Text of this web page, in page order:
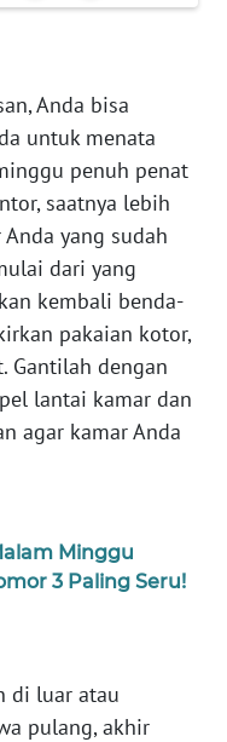
Anda bisa
untuk menata
penuh penat
saatnya lebih
yang sudah
dari yang
kembali benda-
pakaian kotor,
Gantilah dengan
lantai kamar dan
agar kamar Anda
Minggu
3 Paling Seru!
di luar atau
pulang, akhir